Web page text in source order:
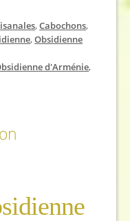
,Cabochons,
,Obsidienne
d'Arménie,